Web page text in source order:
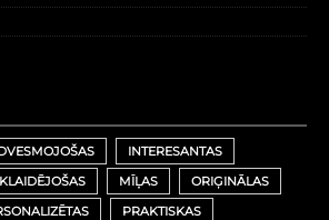
INTERESANTAS
MĪĻAS
ORIĢINĀLAS
PRAKTISKAS